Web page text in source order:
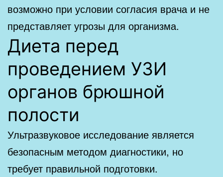
возможно при условии согласия врача и не
представляет угрозы для организма.
Диета перед
проведением УЗИ
органов брюшной
полости
Ультразвуковое исследование является
безопасным методом диагностики, но
требует правильной подготовки.